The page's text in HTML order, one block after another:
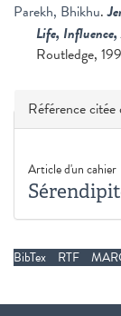
Parekh, Bhikhu.
Life,
Routledge,
Masquer
Référence citée
Article d'un cahier
BibTex RTF